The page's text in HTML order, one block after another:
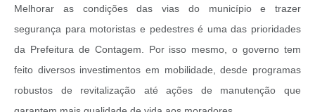
Melhorar as condições das vias do município e trazer
segurança para motoristas e pedestres é uma das prioridades
da Prefeitura de Contagem. Por isso mesmo, o governo tem
feito diversos investimentos em mobilidade, desde programas
robustos de revitalização até ações de manutenção que